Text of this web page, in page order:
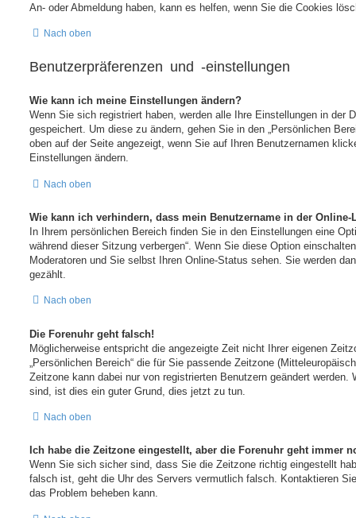
An- oder Abmeldung haben, kann es helfen, wenn Sie die Cookies
Nach oben
Benutzerpräferenzen und -einstellungen
Wie kann ich meine Einstellungen ändern?
Wenn Sie sich registriert haben, werden alle Ihre Einstellungen in der
gespeichert. Um diese zu ändern, gehen Sie in den „Persönlichen
oben auf der Seite angezeigt, wenn Sie auf Ihren Benutzernamen
Einstellungen ändern.
Nach oben
Wie kann ich verhindern, dass mein Benutzername in der Online-
In Ihrem persönlichen Bereich finden Sie in den Einstellungen eine
während dieser Sitzung verbergen“. Wenn Sie diese Option
Moderatoren und Sie selbst Ihren Online-Status sehen. Sie werden
gezählt.
Nach oben
Die Forenuhr geht falsch!
Möglicherweise entspricht die angezeigte Zeit nicht Ihrer eigenen
„Persönlichen Bereich“ die für Sie passende Zeitzone
Zeitzone kann dabei nur von registrierten Benutzern geändert werden.
sind, ist dies ein guter Grund, dies jetzt zu tun.
Nach oben
Ich habe die Zeitzone eingestellt, aber die Forenuhr geht immer
Wenn Sie sich sicher sind, dass Sie die Zeitzone richtig eingestellt
falsch ist, geht die Uhr des Servers vermutlich falsch. Kontaktieren
das Problem beheben kann.